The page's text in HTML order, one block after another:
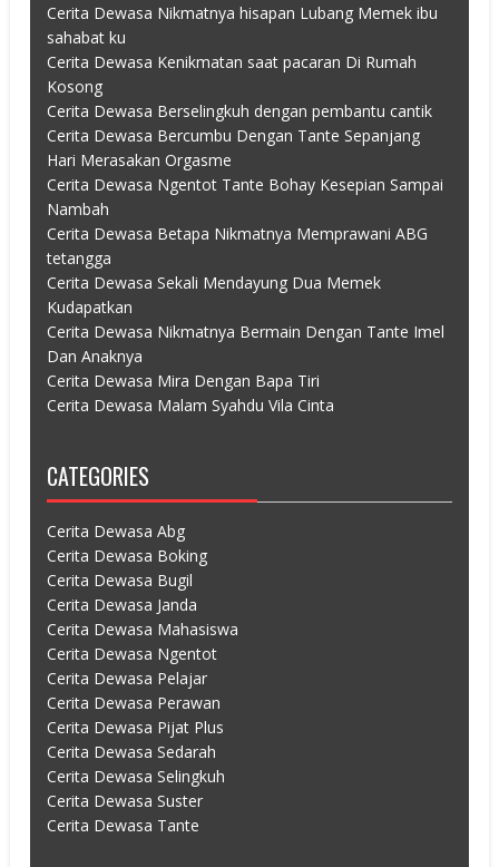
Cerita Dewasa Nikmatnya hisapan Lubang Memek ibu
sahabat ku
Cerita Dewasa Kenikmatan saat pacaran Di Rumah
Kosong
Cerita Dewasa Berselingkuh dengan pembantu cantik
Cerita Dewasa Bercumbu Dengan Tante Sepanjang
Hari Merasakan Orgasme
Cerita Dewasa Ngentot Tante Bohay Kesepian Sampai
Nambah
Cerita Dewasa Betapa Nikmatnya Memprawani ABG
tetangga
Cerita Dewasa Sekali Mendayung Dua Memek
Kudapatkan
Cerita Dewasa Nikmatnya Bermain Dengan Tante Imel
Dan Anaknya
Cerita Dewasa Mira Dengan Bapa Tiri
Cerita Dewasa Malam Syahdu Vila Cinta
CATEGORIES
Cerita Dewasa Abg
Cerita Dewasa Boking
Cerita Dewasa Bugil
Cerita Dewasa Janda
Cerita Dewasa Mahasiswa
Cerita Dewasa Ngentot
Cerita Dewasa Pelajar
Cerita Dewasa Perawan
Cerita Dewasa Pijat Plus
Cerita Dewasa Sedarah
Cerita Dewasa Selingkuh
Cerita Dewasa Suster
Cerita Dewasa Tante